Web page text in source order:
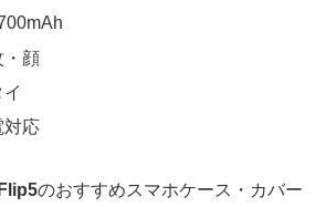
・顔
対応
のおすすめスマホケース・カバー